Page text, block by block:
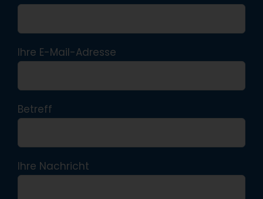
Ihre E-Mail-Adresse
Betreff
Ihre Nachricht